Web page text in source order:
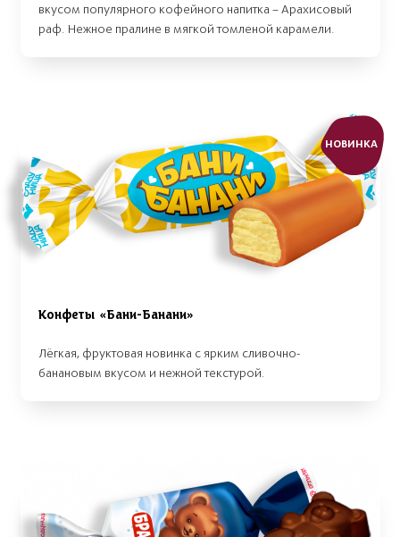
вкусом популярного кофейного напитка – Арахисовый
раф. Нежное пралине в мягкой томленой карамели.
НОВИНКА
Конфеты «Бани-Банани»
Лёгкая, фруктовая новинка с ярким сливочно-
банановым вкусом и нежной текстурой.